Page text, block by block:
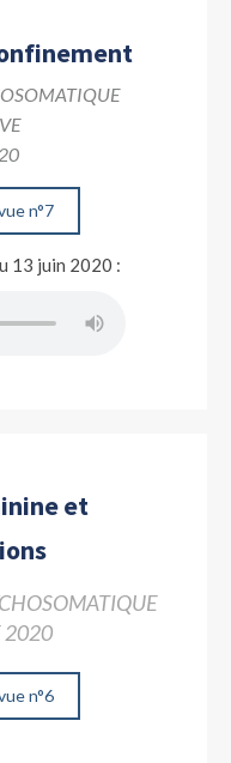
n°7
13 juin 2020 :
et
2020
n°6